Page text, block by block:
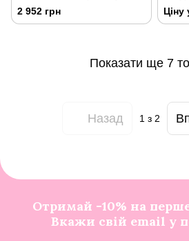
Power C+ Energizing Emulsion
Combination To Oily Skins 50
2 952 грн Ціну
Показати ще 7
Назад 1 з 2
Отримай -10% на
Вкажи свій email у